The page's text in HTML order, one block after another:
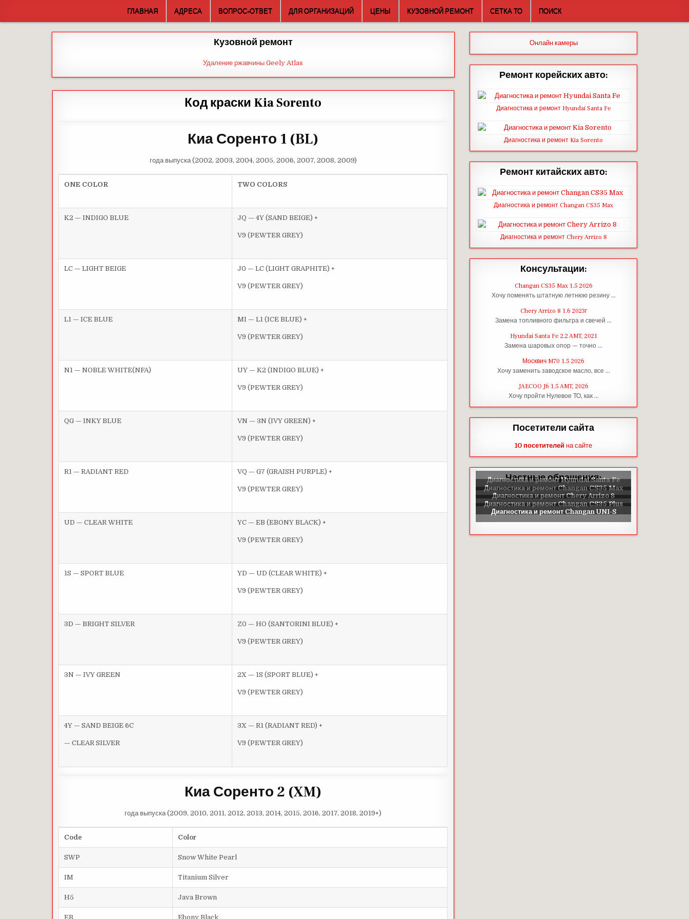
content
ГЛАВНАЯ АДРЕСА ВОПРОС-ОТВЕТ ДЛЯ ОРГАНИЗАЦИЙ ЦЕНЫ КУЗОВНОЙ РЕМОНТ СЕТКА ТО ПОИСК
Кузовной ремонт
Удаление ржавчины Geely Atlas
Код краски Kia Sorento
Киа Соренто 1 (BL)
года выпуска (2002, 2003, 2004, 2005, 2006, 2007, 2008, 2009)
ONE COLOR TWO COLORS
K2 — INDIGO BLUE JQ — 4Y (SAND BEIGE) +
V9 (PEWTER GREY)
LC — LIGHT BEIGE J0 — LC (LIGHT GRAPHITE) +
V9 (PEWTER GREY)
L1 — ICE BLUE MI — L1 (ICE BLUE) +
V9 (PEWTER GREY)
N1 — NOBLE WHITE(NFA) UY — K2 (INDIGO BLUE) +
V9 (PEWTER GREY)
QG — INKY BLUE VN — 3N (IVY GREEN) +
V9 (PEWTER GREY)
R1 — RADIANT RED VQ — G7 (GRAISH PURPLE) +
V9 (PEWTER GREY)
UD — CLEAR WHITE YC — EB (EBONY BLACK) +
V9 (PEWTER GREY)
1S — SPORT BLUE YD — UD (CLEAR WHITE) +
V9 (PEWTER GREY)
3D — BRIGHT SILVER Z0 — HO (SANTORINI BLUE) +
V9 (PEWTER GREY)
3N — IVY GREEN 2X — 1S (SPORT BLUE) +
V9 (PEWTER GREY)
4Y — SAND BEIGE 6C
— CLEAR SILVER
3X — R1 (RADIANT RED) +
V9 (PEWTER GREY)
Киа Соренто 2 (XM)
года выпуска (2009, 2010, 2011, 2012, 2013, 2014, 2015, 2016, 2017, 2018, 2019+)
Code Color
SWP Snow White Pearl
IM Titanium Silver
H5 Java Brown
EB Ebony Black
Онлайн камеры
Ремонт корейских авто:
Диагностика и ремонт Hyundai Santa Fe
Диагностика и ремонт Kia Sorento
Ремонт китайских авто:
Диагностика и ремонт Changan CS35 Max
Диагностика и ремонт Chery Arrizo 8
Консультации:
Changan CS35 Max 1.5 2026
Хочу поменять штатную летнюю резину …
Chery Arrizo 8 1.6 2023г
Замена топливного фильтра и свечей …
Hyundai Santa Fe 2.2 AMT, 2021
Замена шаровых опор — точно …
Москвич M70 1.5 2026
Хочу заменить заводское масло, все …
JAECOO J6 1.5 AMT, 2026
Хочу пройти Нулевое ТО, как …
Посетители сайта
10 посетителей на сайте
Частные обращения: